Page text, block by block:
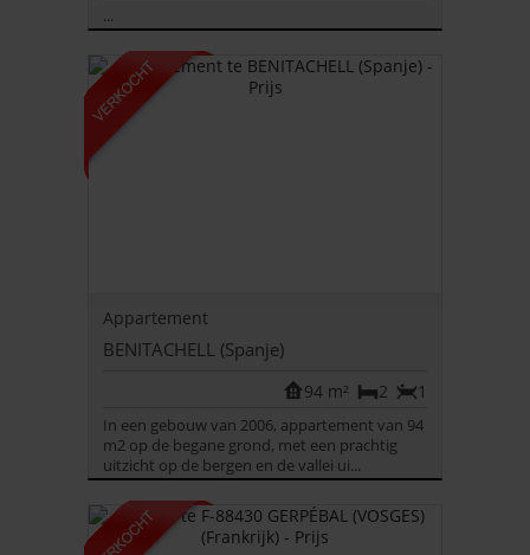
...
Appartement
BENITACHELL (Spanje)
1
2
94 m²
In een gebouw van 2006, appartement van 94
m2 op de begane grond, met een prachtig
uitzicht op de bergen en de vallei ui...